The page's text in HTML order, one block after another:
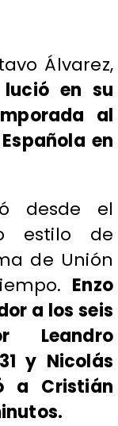
Álvarez,
lució en su
al
en
desde el
estilo de
de Unión
Enzo
a los seis
Leandro
y Nicolás
a Cristián